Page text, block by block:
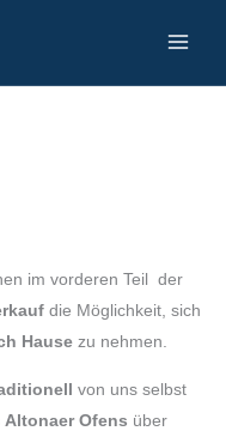
im vorderen Teil der
die Möglichkeit, sich
Hause zu nehmen.
von uns selbst
Altonaer Ofens über